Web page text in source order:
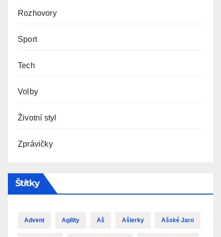
Rozhovory
Sport
Tech
Volby
Životní styl
Zprávičky
Štítky
Advent Agility Aš Ašlerky Ašské Jaro